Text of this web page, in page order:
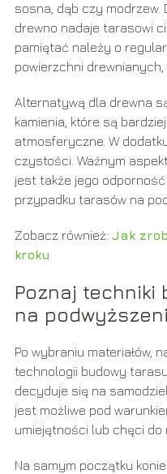
sosna, dąb czy modrzew.
drewno nadaje tarasowi
pamiętać należy o
powierzchni
Alternatywą dla drewna
kamienia, które są
atmosferyczne. W
czystości. Ważnym
jest także jego
przypadku tarasów na
Zobacz również: Jak
kroku
Poznaj techniki
na
Po wybraniu materiałów,
technologii budowy
decyduje się na
jest możliwe pod
umiejętności lub chęci do
Na samym początku